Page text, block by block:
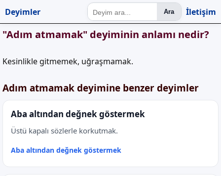
Deyimler Ara İletişim
"Adım atmamak" deyiminin anlamı nedir?
Kesinlikle gitmemek, uğraşmamak.
Adım atmamak deyimine benzer deyimler
Aba altından değnek göstermek
Üstü kapalı sözlerle korkutmak.
Aba altından değnek göstermek